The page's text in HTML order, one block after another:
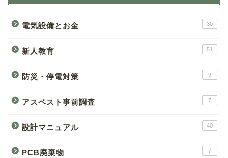
電気設備とお金 30
新人教育 51
防災・停電対策 9
アスベスト事前調査 7
設計マニュアル 40
PCB廃棄物 7